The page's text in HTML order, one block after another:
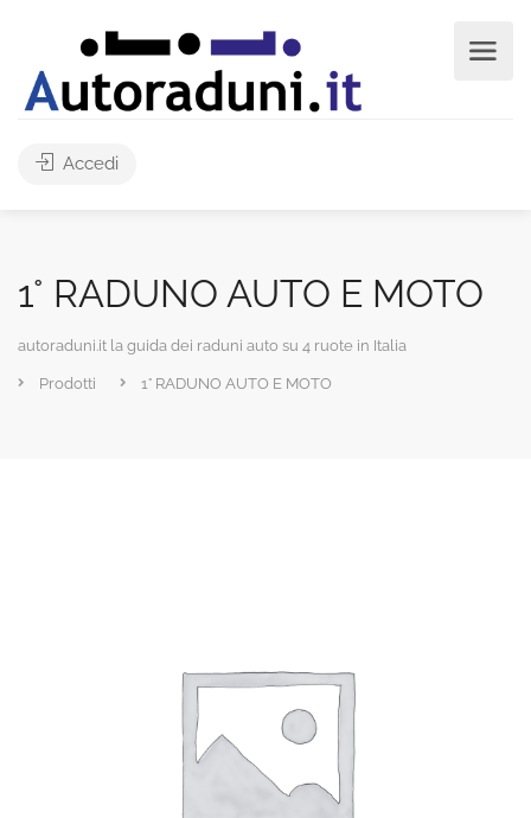
Accedi
1° RADUNO AUTO E MOTO
autoraduni.it la guida dei raduni auto su 4 ruote in Italia
Prodotti 1° RADUNO AUTO E MOTO